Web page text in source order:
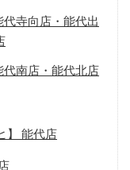
代寺向店・能代出
代南店・能代北店
】 能代店